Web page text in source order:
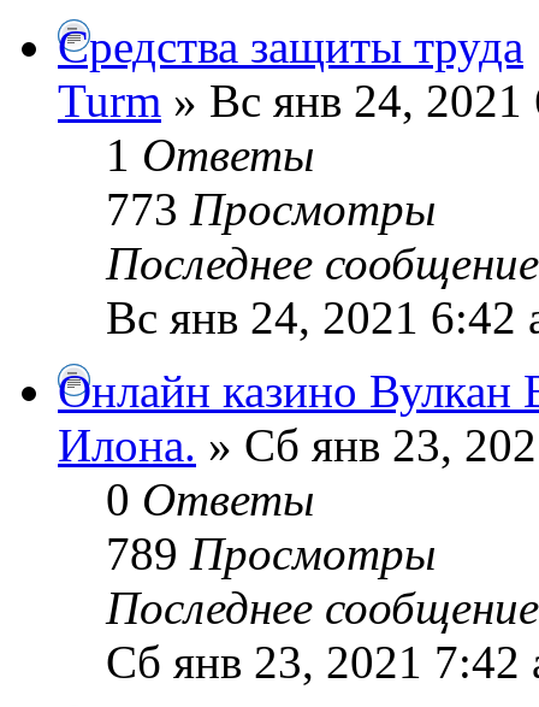
Средства защиты труда
Turm » Вс янв 24, 2021
1 Ответы
773 Просмотры
Последнее
Вс янв 24, 2021 6:42
Онлайн казино Вулкан
Илoна. » Сб янв 23,
0 Ответы
789 Просмотры
Последнее
Сб янв 23, 2021 7:42